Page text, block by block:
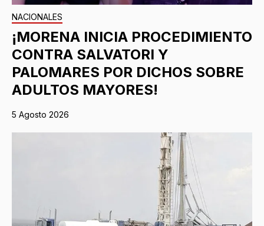
NACIONALES
¡MORENA INICIA PROCEDIMIENTO
CONTRA SALVATORI Y
PALOMARES POR DICHOS SOBRE
ADULTOS MAYORES!
5 Agosto 2026